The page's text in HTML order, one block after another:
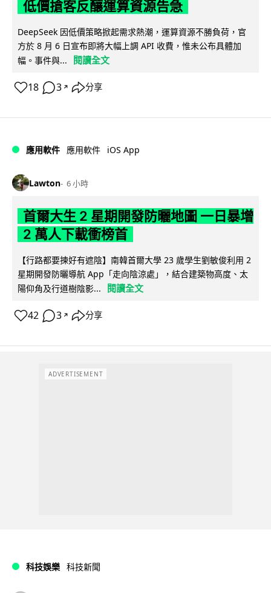
低價搶客反釀運算資源告急
DeepSeek 因低價策略掀起需求熱潮，運算資源不勝負荷，官
方於 8 月 6 日宣布即將大幅上調 API 收費，惟未公布具體加
幅。事件與...
閱讀全文
18 3 ↗ 分享
應用軟件 應用軟件 iOS App
Lawton 6 小時
首爾大生 2 星期開發防曬地圖 一日暴增
2 萬人下載衝榜首
【行路都要揀好有遮陰】南韓首爾大學 23 歲學生劉敏俊利用 2
星期開發防曬導航 App「走向陰涼處」，結合建築物高度、太
陽仰角及行道樹陰影...
閱讀全文
42 3 ↗ 分享
ADVERTISEMENT
科技娛樂 科技新聞